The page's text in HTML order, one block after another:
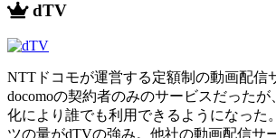
dTV
NTTドコモが運営する定額制の動画配信
docomoの契約者のみのサービスだった
化により誰でも利用できるようになった
ツの量がdTVの強み。他社の動画配信サ